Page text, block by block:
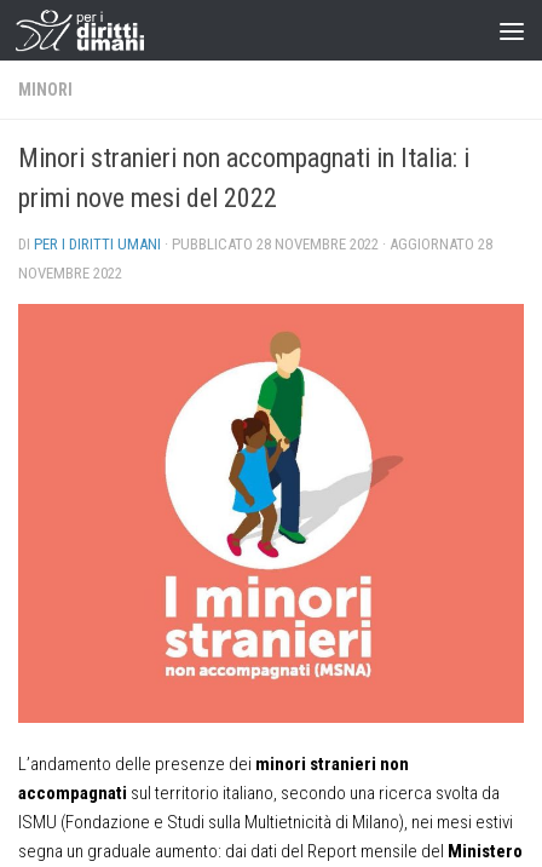
MINORI
Minori stranieri non accompagnati in Italia: i
primi nove mesi del 2022
DI PER I DIRITTI UMANI · PUBBLICATO 28 NOVEMBRE 2022 · AGGIORNATO 28
NOVEMBRE 2022
L’andamento delle presenze dei minori stranieri non
accompagnati sul territorio italiano, secondo una ricerca svolta da
ISMU (Fondazione e Studi sulla Multietnicità di Milano), nei mesi estivi
segna un graduale aumento: dai dati del Report mensile del Ministero